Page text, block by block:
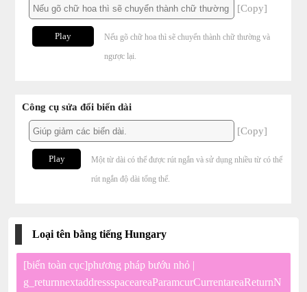
[Copy]
Play
Nếu gõ chữ hoa thì sẽ chuyển thành chữ thường và
ngược lại.
Công cụ sửa đổi biến dài
[Copy]
Play
Một từ dài có thể được rút ngắn và sử dụng nhiều từ có thể
rút ngắn độ dài tổng thể.
Loại tên bằng tiếng Hungary
[biến toàn cục]phương pháp bướu nhỏ |
g_returnnextaddressspaceareaParamcurCurrentareaReturnN